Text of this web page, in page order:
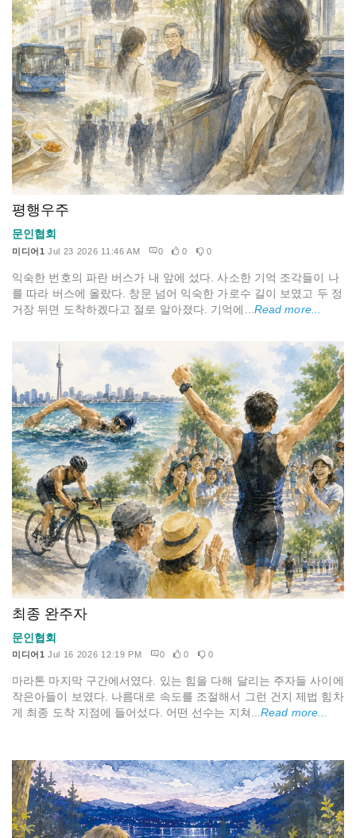
평행우주
문인협회
미디어1 Jul 23 2026 11:46 AM 0 0 0
익숙한 번호의 파란 버스가 내 앞에 섰다. 사소한 기억 조각들이 나
를 따라 버스에 올랐다. 창문 넘어 익숙한 가로수 길이 보였고 두 정
거장 뒤면 도착하겠다고 절로 알아졌다. 기억에... Read more...
최종 완주자
문인협회
미디어1 Jul 16 2026 12:19 PM 0 0 0
마라톤 마지막 구간에서였다. 있는 힘을 다해 달리는 주자들 사이에
작은아들이 보였다. 나름대로 속도를 조절해서 그런 건지 제법 힘차
게 최종 도착 지점에 들어섰다. 어떤 선수는 지쳐...Read more...